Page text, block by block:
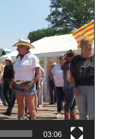
03:06